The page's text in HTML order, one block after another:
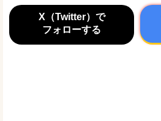
X（Twitter）で
フォローする